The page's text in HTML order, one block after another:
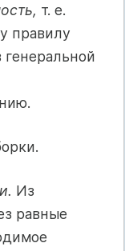
т. е.
правилу
Из
равные